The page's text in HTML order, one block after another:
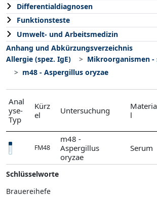
Differentialdiagnosen
Funktionsteste
Umwelt- und Arbeitsmedizin
Anhang und Abkürzungsverzeichnis
Allergie (spez. IgE)
Mikroorganismen -
m48 - Aspergillus oryzae
Anal
yse-
Typ
Kürz
el
Untersuchung
Materia
l
FM48
m48 -
Aspergillus
oryzae
Serum
Schlüsselworte
Brauereihefe